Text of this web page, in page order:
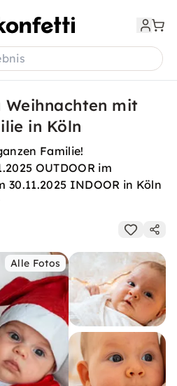
mit
in Köln
Familie!
OUTDOOR im
30.11.2025 INDOOR in Köln
Alle Fotos